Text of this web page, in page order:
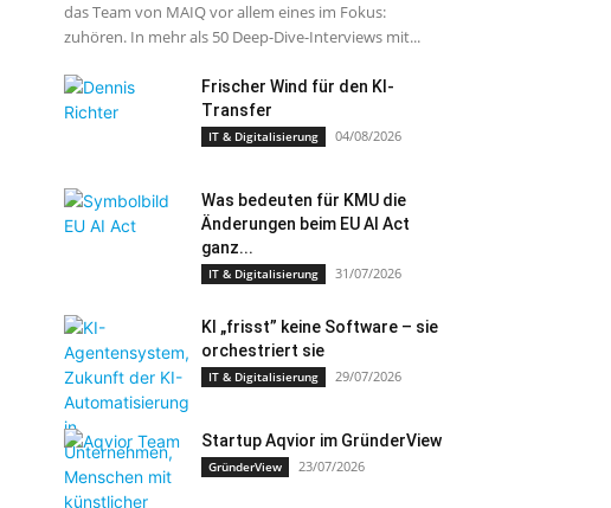
das Team von MAIQ vor allem eines im Fokus:
zuhören. In mehr als 50 Deep-Dive-Interviews mit...
Frischer Wind für den KI-
Transfer
IT & Digitalisierung 04/08/2026
Was bedeuten für KMU die
Änderungen beim EU AI Act
ganz...
IT & Digitalisierung 31/07/2026
KI „frisst” keine Software – sie
orchestriert sie
IT & Digitalisierung 29/07/2026
Startup Aqvior im GründerView
GründerView 23/07/2026